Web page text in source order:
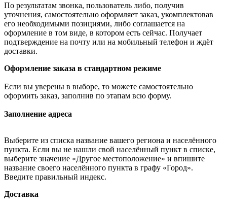
По результатам звонка, пользователь либо, получив
уточнения, самостоятельно оформляет заказ, укомплектовав
его необходимыми позициями, либо соглашается на
оформление в том виде, в котором есть сейчас. Получает
подтверждение на почту или на мобильный телефон и ждёт
доставки.
Оформление заказа в стандартном режиме
Если вы уверены в выборе, то можете самостоятельно
оформить заказ, заполнив по этапам всю форму.
Заполнение адреса
Выберите из списка название вашего региона и населённого
пункта. Если вы не нашли свой населённый пункт в списке,
выберите значение «Другое местоположение» и впишите
название своего населённого пункта в графу «Город».
Введите правильный индекс.
Доставка